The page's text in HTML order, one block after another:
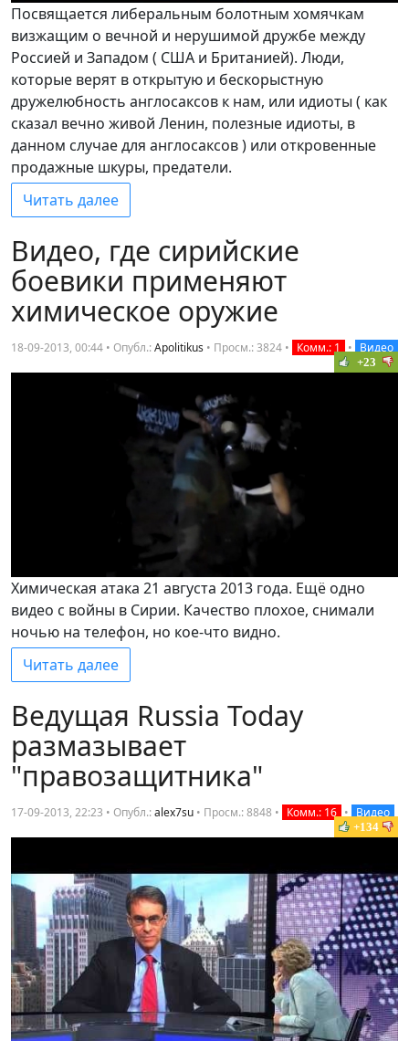
Посвящается либеральным болотным хомячкам
визжащим о вечной и нерушимой дружбе между
Россией и Западом ( США и Британией). Люди,
которые верят в открытую и бескорыстную
дружелюбность англосаксов к нам, или идиоты ( как
сказал вечно живой Ленин, полезные идиоты, в
данном случае для англосаксов ) или откровенные
продажные шкуры, предатели.
Читать далее
Видео, где сирийские
боевики применяют
химическое оружие
18-09-2013, 00:44 • Опубл.:Apolitikus • Просм.: 3824 • Комм.: 1 • Видео
+23
Химическая атака 21 августа 2013 года. Ещё одно
видео с войны в Сирии. Качество плохое, снимали
ночью на телефон, но кое-что видно.
Читать далее
Ведущая Russia Today
размазывает
"правозащитника"
17-09-2013, 22:23 • Опубл.:alex7su • Просм.: 8848 • Комм.: 16 • Видео
+134